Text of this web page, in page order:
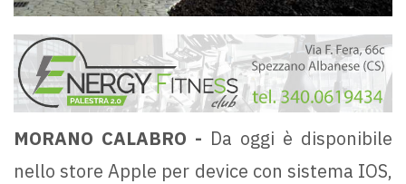
MORANO CALABRO - Da oggi è disponibile
nello store Apple per device con sistema IOS,